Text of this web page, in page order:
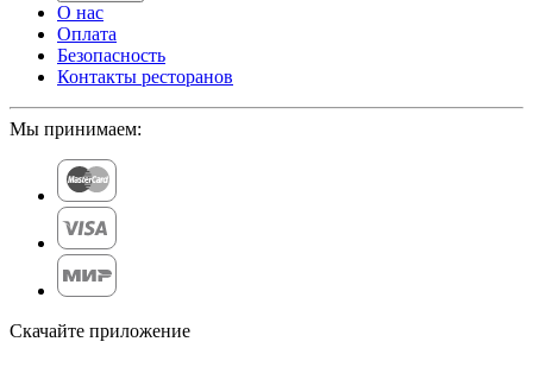
О нас
Оплата
Безопасность
Контакты ресторанов
Мы принимаем:
Скачайте приложение